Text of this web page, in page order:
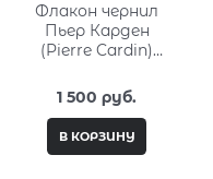
Флакон чернил
Пьер Карден
(Pierre Cardin)
Fantasy PC332-
M13
1 500 руб.
В КОРЗИНУ